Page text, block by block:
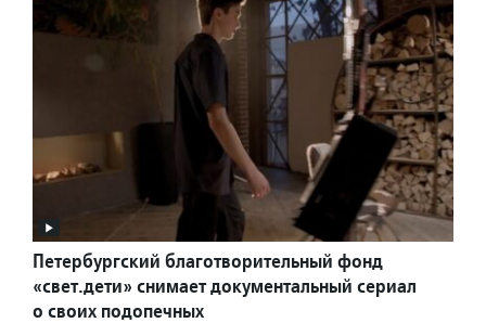
Петербургский благотворительный фонд
«свет.дети» снимает документальный сериал
о своих подопечных